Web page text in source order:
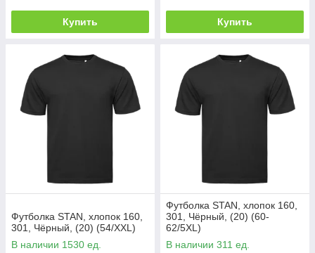
Купить Купить
Футболка STAN, хлопок 160,
301, Чёрный, (20) (54/XXL)
В наличии 1530 ед.
Футболка STAN, хлопок 160,
301, Чёрный, (20) (60-
62/5XL)
В наличии 311 ед.